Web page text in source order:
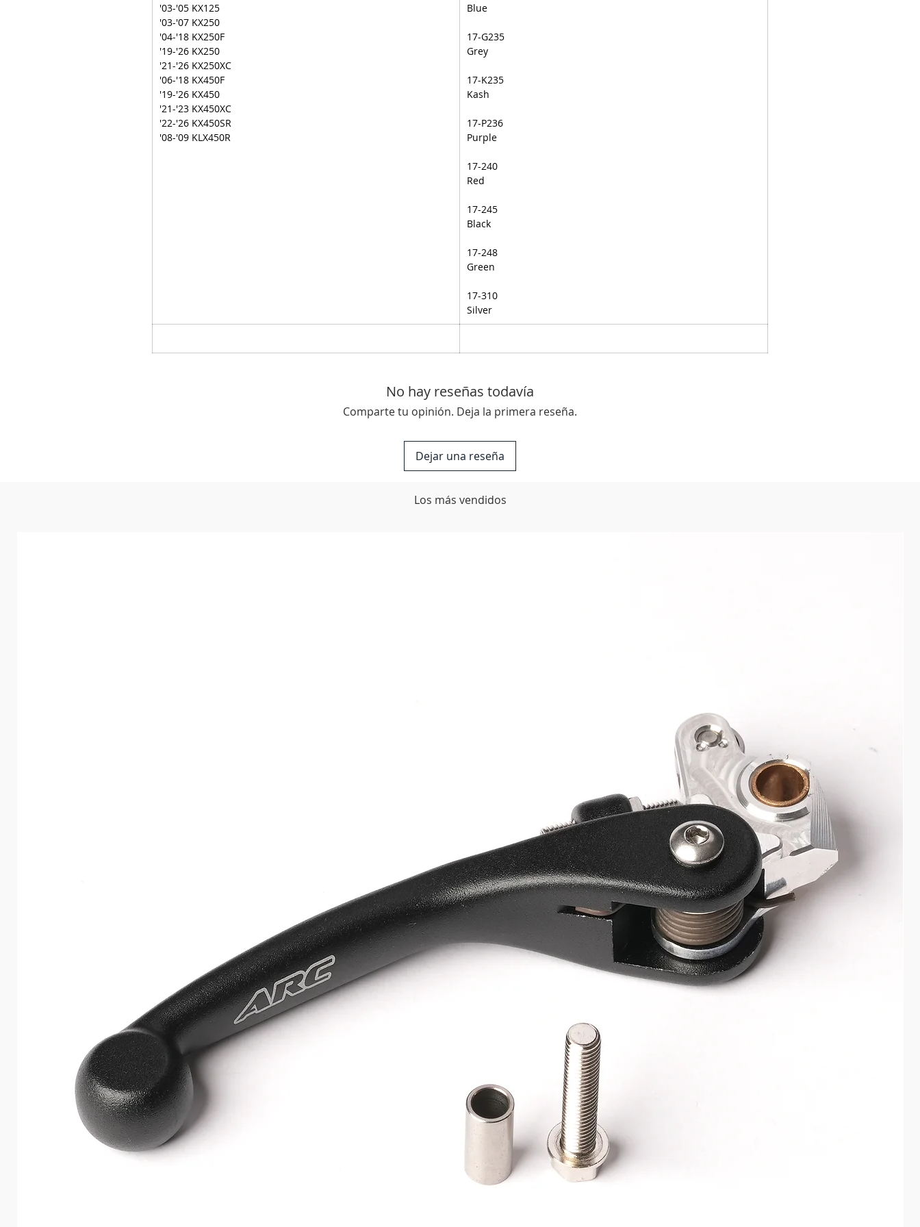
'03-'05 KX125
'03-'07 KX250
'04-'18 KX250F
'19-'26 KX250
'21-'26 KX250XC
'06-'18 KX450F
'19-'26 KX450
'21-'23 KX450XC
'22-'26 KX450SR
'08-'09 KLX450R
Blue
17-G235
Grey
17-K235
Kash
17-P236
Purple
17-240
Red
17-245
Black
17-248
Green
17-310
Silver
No hay reseñas todavía
Comparte tu opinión. Deja la primera reseña.
Dejar una reseña
Los más vendidos